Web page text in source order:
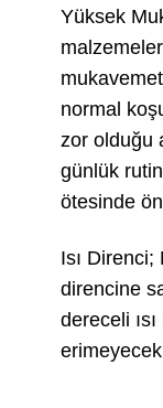
Yüksek
normal
zor olduğu
günlük
ötesinde
Isı Direnci;
direncine
dereceli